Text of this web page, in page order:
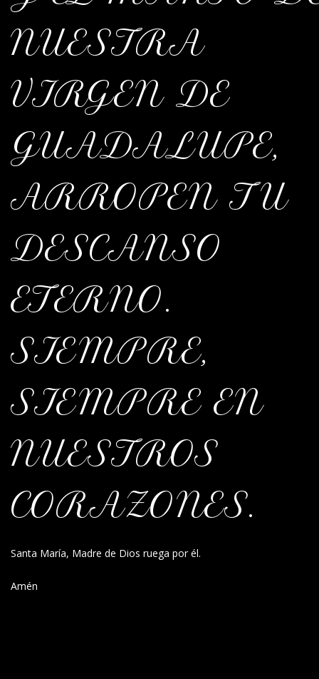
NUESTRA
VIRGEN DE
GUADALUPE,
ARROPEN TU
DESCANSO
ETERNO.
SIEMPRE,
SIEMPRE EN
NUESTROS
CORAZONES.
Santa María, Madre de Dios ruega por él.
Amén